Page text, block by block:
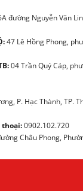
đường Nguyễn Văn
47 Lê Hồng Phong,
04 Trần Quý Cáp,
P. Hạc Thành, TP.
0902.102.720
Châu Phong,